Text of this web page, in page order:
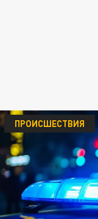
ПРОИСШЕСТВИЯ